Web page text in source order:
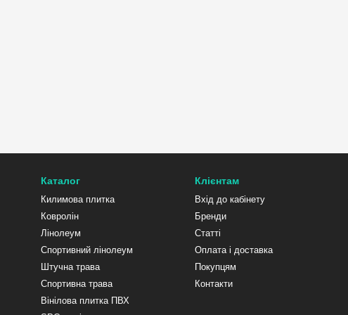
Каталог
Килимова плитка
Ковролін
Лінолеум
Спортивний лінолеум
Штучна трава
Спортивна трава
Вінілова плитка ПВХ
Клієнтам
Вхід до кабінету
Бренди
Статті
Оплата і доставка
Покупцям
Контакти